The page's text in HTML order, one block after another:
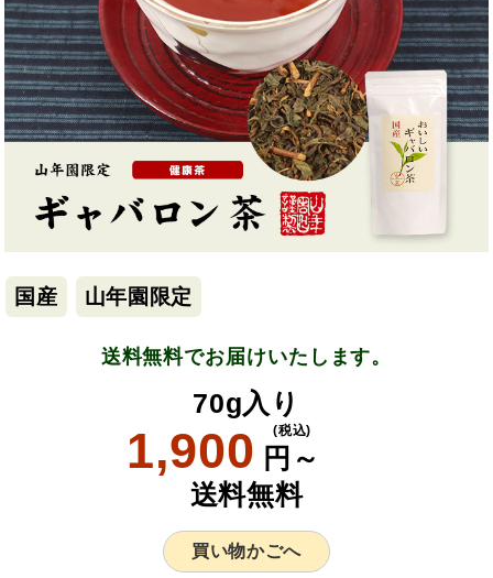
国産 山年園限定
送料無料でお届けいたします。
70g入り
1,900 円～
(税込)
送料無料
買い物かごへ